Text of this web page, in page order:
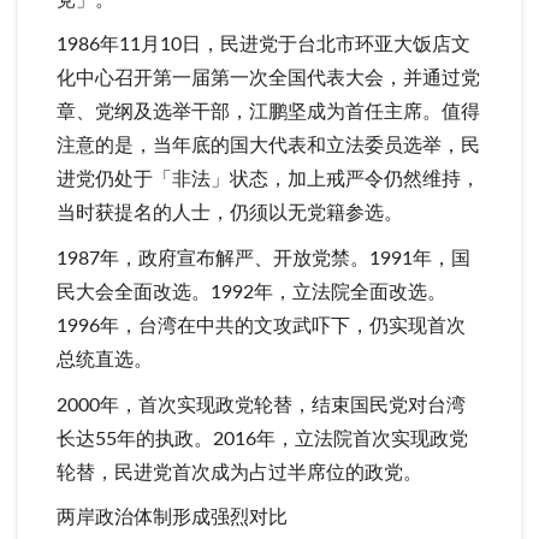
1986年11月10日，民进党于台北市环亚大饭店文
化中心召开第一届第一次全国代表大会，并通过党
章、党纲及选举干部，江鹏坚成为首任主席。值得
注意的是，当年底的国大代表和立法委员选举，民
进党仍处于「非法」状态，加上戒严令仍然维持，
当时获提名的人士，仍须以无党籍参选。
1987年，政府宣布解严、开放党禁。1991年，国
民大会全面改选。1992年，立法院全面改选。
1996年，台湾在中共的文攻武吓下，仍实现首次
总统直选。
2000年，首次实现政党轮替，结束国民党对台湾
长达55年的执政。2016年，立法院首次实现政党
轮替，民进党首次成为占过半席位的政党。
两岸政治体制形成强烈对比